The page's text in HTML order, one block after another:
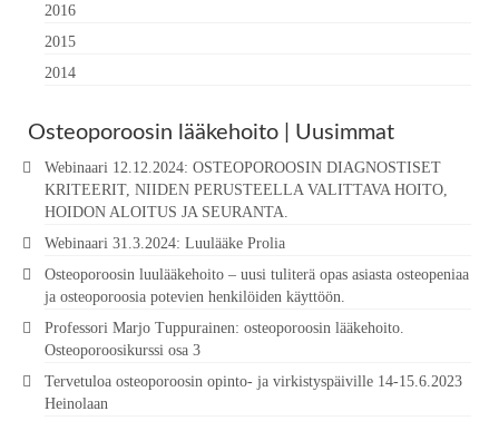
2016
2015
2014
Osteoporoosin lääkehoito | Uusimmat
Webinaari 12.12.2024: OSTEOPOROOSIN DIAGNOSTISET
KRITEERIT, NIIDEN PERUSTEELLA VALITTAVA HOITO,
HOIDON ALOITUS JA SEURANTA.
Webinaari 31.3.2024: Luulääke Prolia
Osteoporoosin luulääkehoito – uusi tuliterä opas asiasta osteopeniaa
ja osteoporoosia potevien henkilöiden käyttöön.
Professori Marjo Tuppurainen: osteoporoosin lääkehoito.
Osteoporoosikurssi osa 3
Tervetuloa osteoporoosin opinto- ja virkistyspäiville 14-15.6.2023
Heinolaan